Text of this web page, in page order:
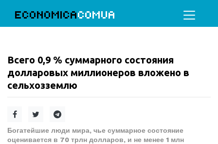
ECONOMICACOMUA
Всего 0,9 % суммарного состояния
долларовых миллионеров вложено в
сельхозземлю
Богатейшие люди мира, чье суммарное состояние
оценивается в 70 трлн долларов, и не менее 1 млн